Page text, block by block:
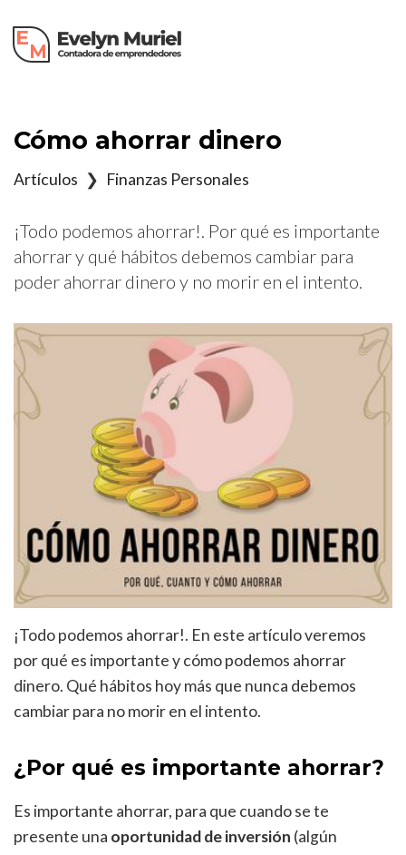
Cómo ahorrar dinero
Artículos ❯ Finanzas Personales
¡Todo podemos ahorrar!. Por qué es importante
ahorrar y qué hábitos debemos cambiar para
poder ahorrar dinero y no morir en el intento.
¡Todo podemos ahorrar!. En este artículo veremos
por qué es importante y cómo podemos ahorrar
dinero. Qué hábitos hoy más que nunca debemos
cambiar para no morir en el intento.
¿Por qué es importante ahorrar?
Es importante ahorrar, para que cuando se te
presente una oportunidad de inversión (algún